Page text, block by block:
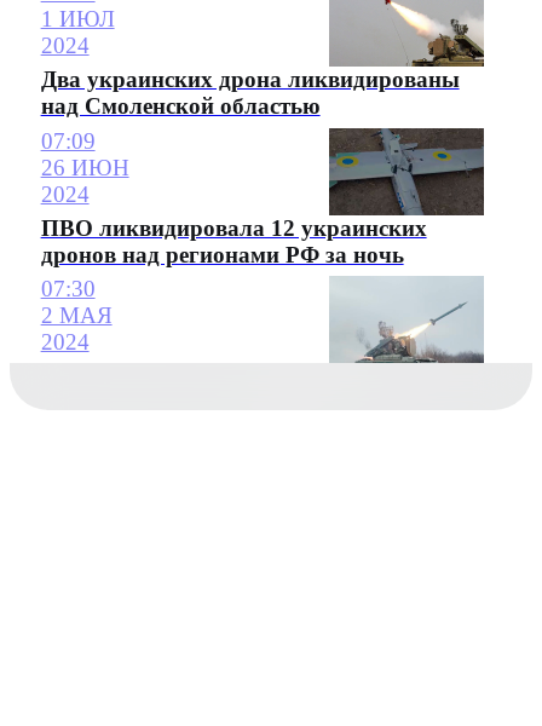
1 ИЮЛ
2024
Два украинских дрона ликвидированы
над Смоленской областью
07:09
26 ИЮН
2024
ПВО ликвидировала 12 украинских
дронов над регионами РФ за ночь
07:30
2 МАЯ
2024